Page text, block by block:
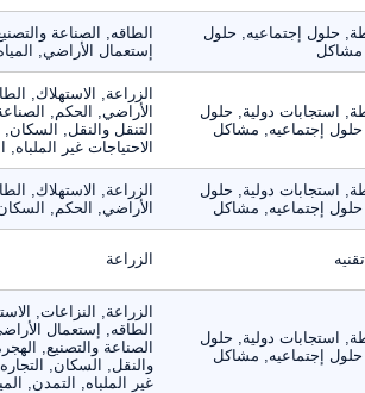
حلول إجتماعيه, حلول
الطاقه, الصناعة والتصنيع,
إستعمال الأراضي, المياه,
استجابات دولية, حلول
إجتماعيه, مشاكل
الزراعة, الاستهلاك,
الأراضي, الحكم, الصناعة
التنقل والنقل, السكان,
الاحتياجات غير الملباه,
استجابات دولية, حلول
إجتماعيه, مشاكل
الزراعة, الاستهلاك,
الأراضي, الحكم, السكان,
الزراعة
استجابات دولية, حلول
إجتماعيه, مشاكل
الزراعة, النزاعات,
الطاقه, إستعمال
الصناعة والتصنيع, الهجرة,
والنقل, السكان, التجاره,
غير الملباه, التمدن, المياه